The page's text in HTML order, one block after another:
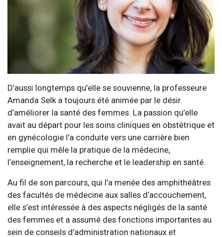
D’aussi longtemps qu’elle se souvienne, la professeure
Amanda Selk a toujours été animée par le désir
d’améliorer la santé des femmes. La passion qu’elle
avait au départ pour les soins cliniques en obstétrique et
en gynécologie l’a conduite vers une carrière bien
remplie qui mêle la pratique de la médecine,
l’enseignement, la recherche et le leadership en santé.
Au fil de son parcours, qui l’a menée des amphithéâtres
des facultés de médecine aux salles d’accouchement,
elle s’est intéressée à des aspects négligés de la santé
des femmes et a assumé des fonctions importantes au
sein de conseils d’administration nationaux et